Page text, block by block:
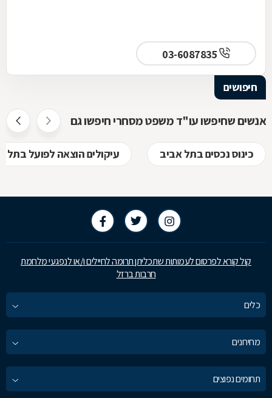
חיפושים
אנשים שחיפשו עו"ד משפט מסחרי חיפשו גם
כינוס נכסים בתל אביב עיקולים הוצאה לפועל בתל
קול קורא לפרסום לעמותות שתכליתן תרומה לחיילים ו/או לנפגעי מלחמת
חרבות ברזל
כלים
מחירונים
תחומים נפוצים